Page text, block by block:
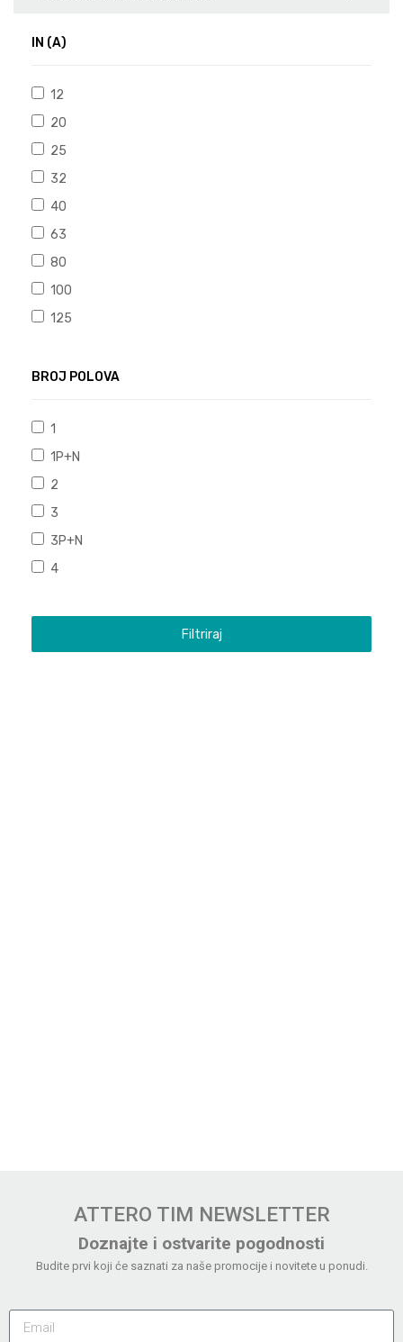
IN (A)
12
20
25
32
40
63
80
100
125
BROJ POLOVA
1
1P+N
2
3
3P+N
4
Filtriraj
ATTERO TIM NEWSLETTER
Doznajte i ostvarite pogodnosti
Budite prvi koji će saznati za naše promocije i novitete u ponudi.